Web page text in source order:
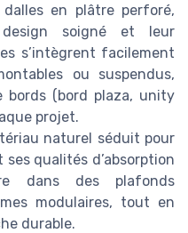
en plâtre perforé,
soigné et leur
s’intègrent facilement
ou suspendus,
bords (bord plaza, unity
projet.
naturel séduit pour
qualités d’absorption
dans des plafonds
modulaires, tout en
durable.